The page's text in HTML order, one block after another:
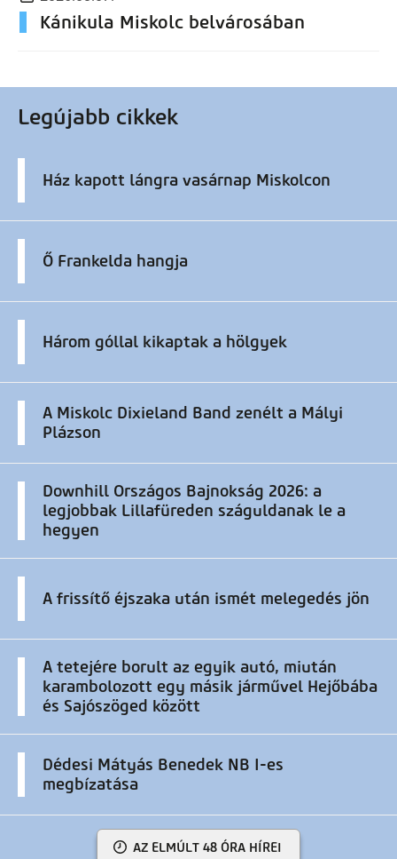
Kánikula Miskolc belvárosában
Legújabb cikkek
Ház kapott lángra vasárnap Miskolcon
Ő Frankelda hangja
Három góllal kikaptak a hölgyek
A Miskolc Dixieland Band zenélt a Mályi
Plázson
Downhill Országos Bajnokság 2026: a
legjobbak Lillafüreden száguldanak le a
hegyen
A frissítő éjszaka után ismét melegedés jön
A tetejére borult az egyik autó, miután
karambolozott egy másik járművel Hejőbába
és Sajószöged között
Dédesi Mátyás Benedek NB I-es
megbízatása
AZ ELMÚLT 48 ÓRA HÍREI